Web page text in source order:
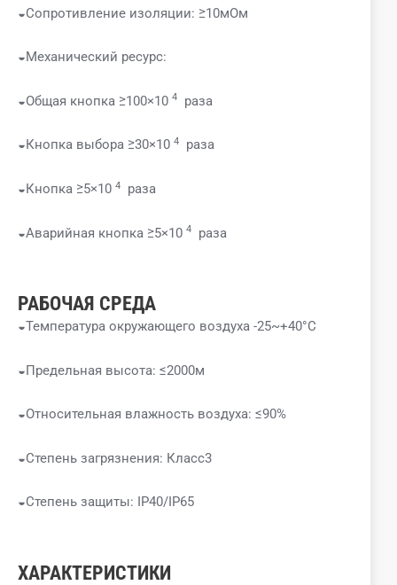
◒Сопротивление изоляции: ≥10мОм
◒Механический ресурс:
◒Общая кнопка ≥100×10 4 раза
◒Кнопка выбора ≥30×10 4 раза
◒Кнопка ≥5×10 4 раза
◒Аварийная кнопка ≥5×10 4 раза
РАБОЧАЯ СРЕДА
◒Температура окружающего воздуха -25~+40°C
◒Предельная высота: ≤2000м
◒Относительная влажность воздуха: ≤90%
◒Степень загрязнения: Класс3
◒Степень защиты: IP40/IP65
ХАРАКТЕРИСТИКИ